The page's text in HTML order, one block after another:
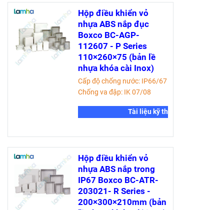
Hộp điều khiển vỏ
nhựa ABS nắp đục
Boxco BC-AGP-
112607 - P Series
110×260×75 (bản lề
nhựa khóa cài Inox)
Cấp độ chống nước: IP66/67
Chống va đập: IK 07/08
Tài liệu kỹ thuật
Hộp điều khiển vỏ
nhựa ABS nắp trong
IP67 Boxco BC-ATR-
203021- R Series -
200×300×210mm (bản